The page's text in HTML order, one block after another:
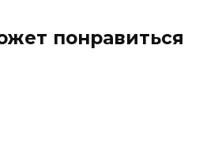
понравиться